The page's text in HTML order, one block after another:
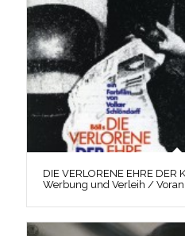
DIE VERLORENE EHRE DER
Werbung und Verleih /